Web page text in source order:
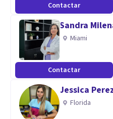
Contactar
Sandra
Miami
Contactar
Jessica
Florida